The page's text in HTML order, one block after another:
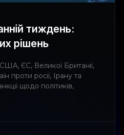
тиждень:
рішень
ЄС, Великої Британії,
проти росії, Ірану та
щодо політиків,